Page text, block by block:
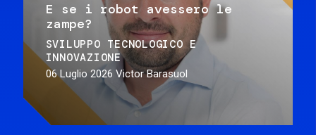
E se i robot avessero le
zampe?
SVILUPPO TECNOLOGICO E
INNOVAZIONE
06 Luglio 2026 Victor Barasuol